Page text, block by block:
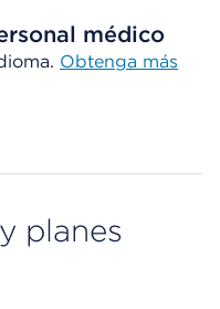
médico
Obtenga más
planes